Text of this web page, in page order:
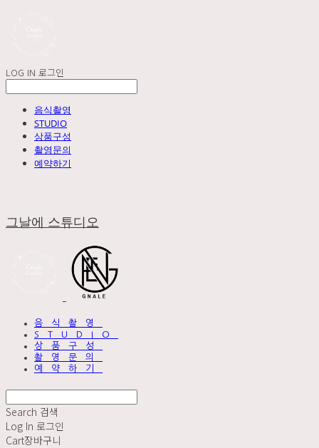
LOG IN 로그인
음식촬영
STUDIO
상품구성
촬영문의
예약하기
그날에 스튜디오
음식촬영
STUDIO
상품구성
촬영문의
예약하기
Search 검색
Log In 로그인
Cart장바구니